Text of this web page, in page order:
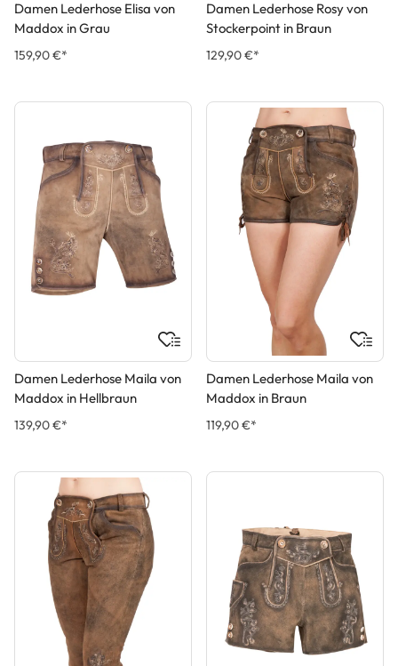
Damen Lederhose Elisa von
Maddox in Grau
159,90 €*
Damen Lederhose Rosy von
Stockerpoint in Braun
129,90 €*
Damen Lederhose Maila von
Maddox in Hellbraun
139,90 €*
Damen Lederhose Maila von
Maddox in Braun
119,90 €*